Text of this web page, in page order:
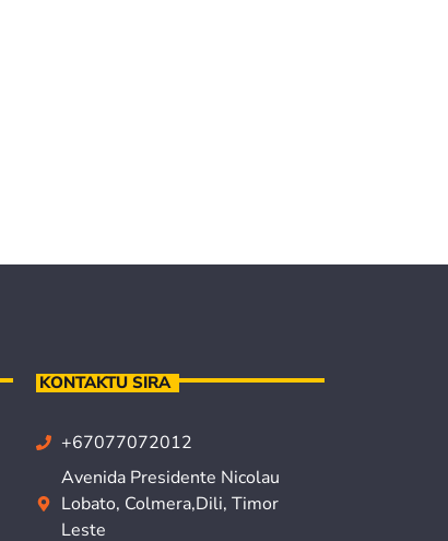
KONTAKTU SIRA
+67077072012
Avenida Presidente Nicolau
Lobato, Colmera,Dili, Timor
Leste